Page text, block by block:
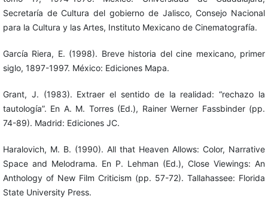
Secretaría de Cultura del gobierno de Jalisco, Consejo Nacional
para la Cultura y las Artes, Instituto Mexicano de Cinematografía.
García Riera, E. (1998). Breve historia del cine mexicano, primer
siglo, 1897-1997. México: Ediciones Mapa.
Grant, J. (1983). Extraer el sentido de la realidad: “rechazo la
tautología”. En A. M. Torres (Ed.), Rainer Werner Fassbinder (pp.
74-89). Madrid: Ediciones JC.
Haralovich, M. B. (1990). All that Heaven Allows: Color, Narrative
Space and Melodrama. En P. Lehman (Ed.), Close Viewings: An
Anthology of New Film Criticism (pp. 57-72). Tallahassee: Florida
State University Press.